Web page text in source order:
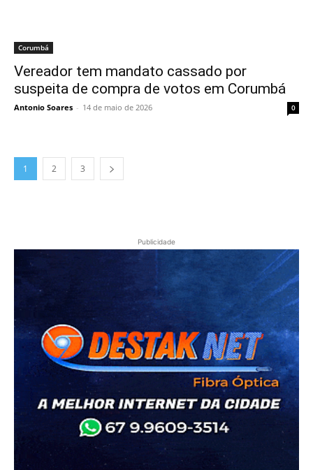
Corumbá
Vereador tem mandato cassado por
suspeita de compra de votos em Corumbá
Antonio Soares - 14 de maio de 2026 0
1 2 3
Publicidade